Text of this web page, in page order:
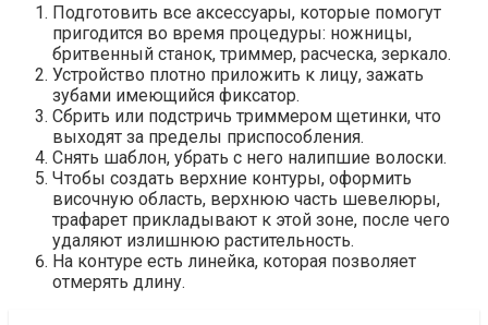
Подготовить все аксессуары, которые помогут
пригодится во время процедуры: ножницы,
бритвенный станок, триммер, расческа, зеркало.
Устройство плотно приложить к лицу, зажать
зубами имеющийся фиксатор.
Сбрить или подстричь триммером щетинки, что
выходят за пределы приспособления.
Снять шаблон, убрать с него налипшие волоски.
Чтобы создать верхние контуры, оформить
височную область, верхнюю часть шевелюры,
трафарет прикладывают к этой зоне, после чего
удаляют излишнюю растительность.
На контуре есть линейка, которая позволяет
отмерять длину.